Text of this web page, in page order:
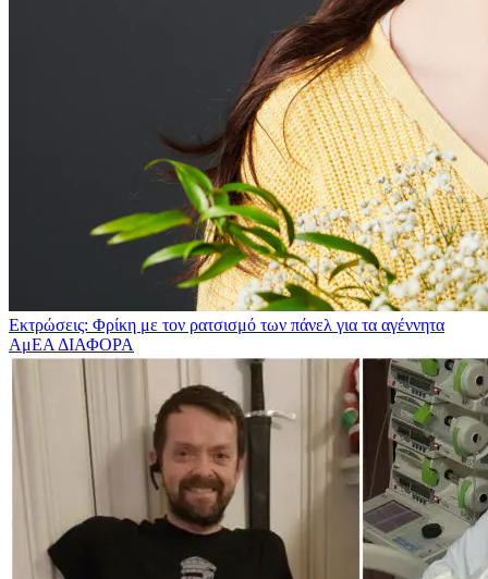
Εκτρώσεις: Φρίκη με τον ρατσισμό των πάνελ για τα αγέννητα
ΑμΕΑΔΙΑΦΟΡΑ